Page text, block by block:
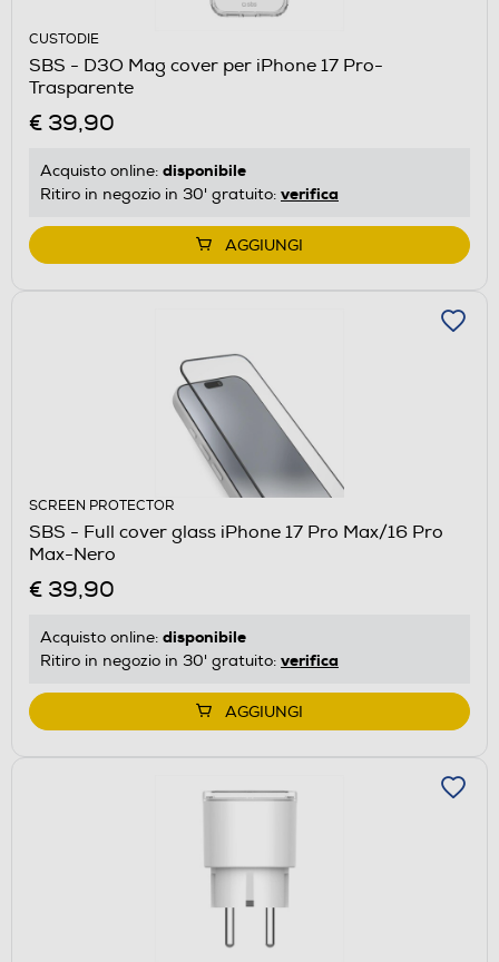
CUSTODIE
SBS - D3O Mag cover per iPhone 17 Pro-
Trasparente
€ 39,90
Acquisto online: disponibile
Ritiro in negozio in 30' gratuito: verifica
AGGIUNGI
SCREEN PROTECTOR
SBS - Full cover glass iPhone 17 Pro Max/16 Pro
Max-Nero
€ 39,90
Acquisto online: disponibile
Ritiro in negozio in 30' gratuito: verifica
AGGIUNGI